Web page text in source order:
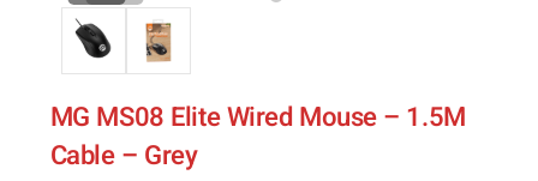
MG MS08 Elite Wired Mouse – 1.5M
Cable – Grey